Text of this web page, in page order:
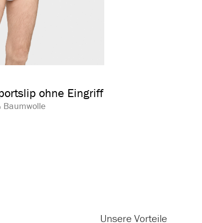
ohne Eingriff
Unsere Vorteile